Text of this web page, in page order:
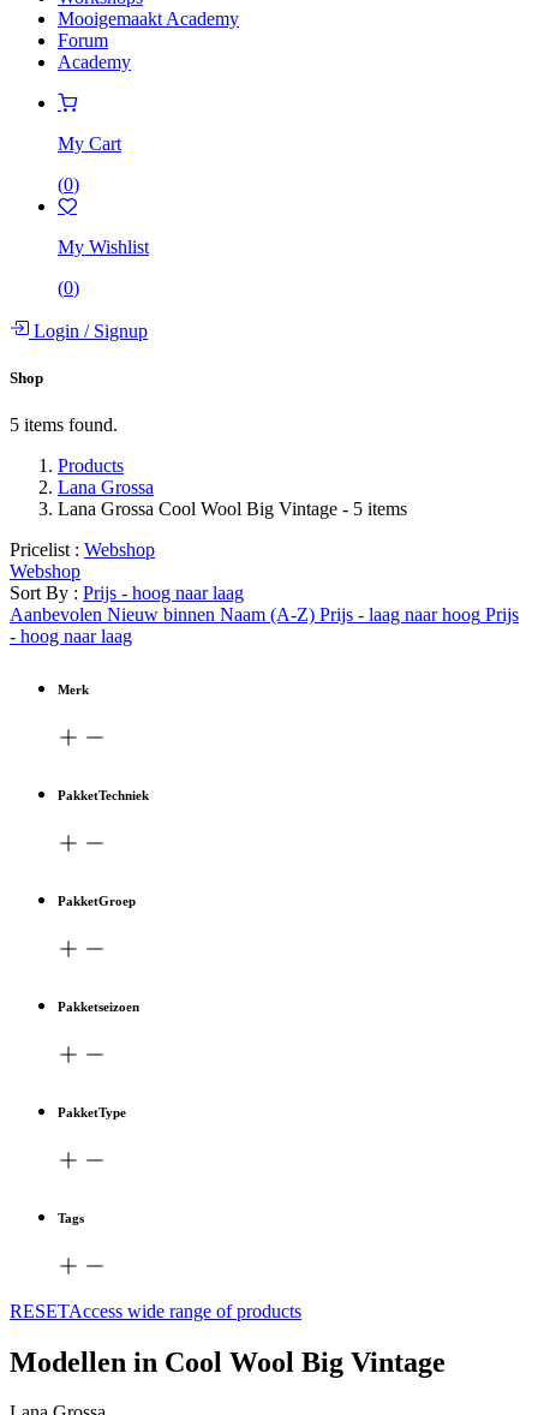
Mooigemaakt Academy
Forum
Academy
My Cart
(0)
My Wishlist
(0)
Login /Signup
Shop
5 items found.
Products
Lana Grossa
Lana Grossa Cool Wool Big Vintage - 5 items
Pricelist : Webshop
Webshop
Sort By : Prijs - hoog naar laag
Aanbevolen Nieuw binnen Naam (A-Z) Prijs - laag naar hoog Prijs
- hoog naar laag
Merk
PakketTechniek
PakketGroep
Pakketseizoen
PakketType
Tags
RESETAccess wide range of products
Modellen in Cool Wool Big Vintage